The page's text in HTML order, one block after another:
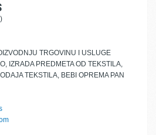
TRGOVINU I USLUGE
IZRADA PREDMETA OD TEKSTILA,
TEKSTILA, BEBI OPREMA PAN